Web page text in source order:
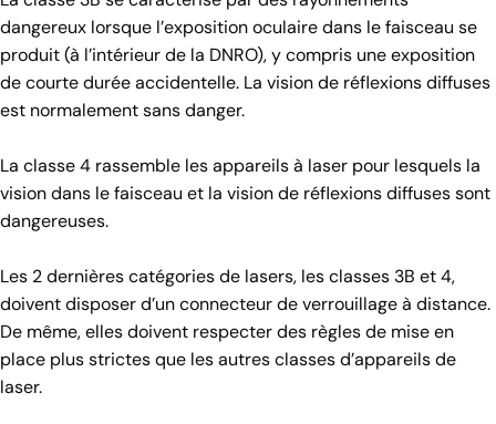
dangereux lorsque l’exposition oculaire dans le faisceau se
produit (à l’intérieur de la DNRO), y compris une exposition
de courte durée accidentelle. La vision de réflexions diffuses
est normalement sans danger.
La classe 4 rassemble les appareils à laser pour lesquels la
vision dans le faisceau et la vision de réflexions diffuses sont
dangereuses.
Les 2 dernières catégories de lasers, les classes 3B et 4,
doivent disposer d’un connecteur de verrouillage à distance.
De même, elles doivent respecter des règles de mise en
place plus strictes que les autres classes d’appareils de
laser.